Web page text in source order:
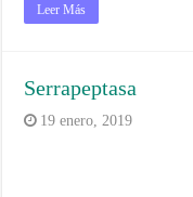
Leer Más
Serrapeptasa
19 enero, 2019